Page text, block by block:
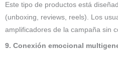
Este tipo de productos está
(unboxing, reviews, reels). Los
amplificadores de la campaña sin
9. Conexión emocional